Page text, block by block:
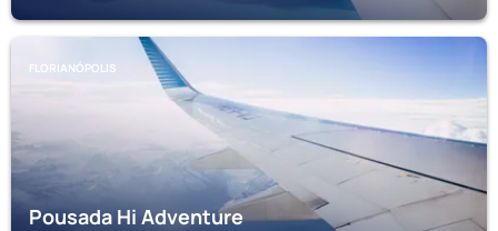
FLORIANÓPOLIS
Pousada Hi Adventure